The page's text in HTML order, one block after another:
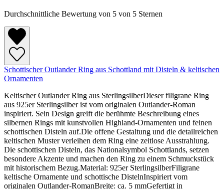
Durchschnittliche Bewertung von 5 von 5 Sternen
Schottischer Outlander Ring aus Schottland mit Disteln & keltischen
Ornamenten
Keltischer Outlander Ring aus SterlingsilberDieser filigrane Ring
aus 925er Sterlingsilber ist vom originalen Outlander-Roman
inspiriert. Sein Design greift die berühmte Beschreibung eines
silbernen Rings mit kunstvollen Highland-Ornamenten und feinen
schottischen Disteln auf.Die offene Gestaltung und die detailreichen
keltischen Muster verleihen dem Ring eine zeitlose Ausstrahlung.
Die schottischen Disteln, das Nationalsymbol Schottlands, setzen
besondere Akzente und machen den Ring zu einem Schmuckstück
mit historischem Bezug.Material: 925er SterlingsilberFiligrane
keltische Ornamente und schottische DistelnInspiriert vom
originalen Outlander-RomanBreite: ca. 5 mmGefertigt in